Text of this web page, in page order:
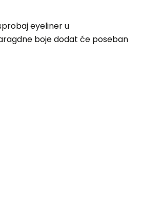
eyeliner u
boje dodat će poseban